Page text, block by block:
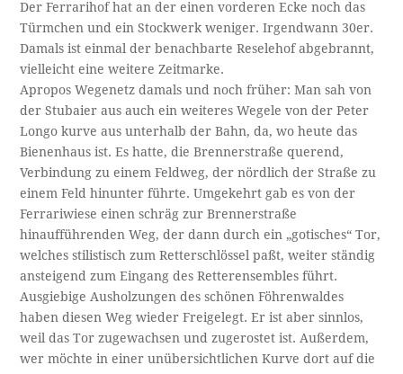
Der Ferrarihof hat an der einen vorderen Ecke noch das
Türmchen und ein Stockwerk weniger. Irgendwann 30er.
Damals ist einmal der benachbarte Reselehof abgebrannt,
vielleicht eine weitere Zeitmarke.
Apropos Wegenetz damals und noch früher: Man sah von
der Stubaier aus auch ein weiteres Wegele von der Peter
Longo kurve aus unterhalb der Bahn, da, wo heute das
Bienenhaus ist. Es hatte, die Brennerstraße querend,
Verbindung zu einem Feldweg, der nördlich der Straße zu
einem Feld hinunter führte. Umgekehrt gab es von der
Ferrariwiese einen schräg zur Brennerstraße
hinaufführenden Weg, der dann durch ein „gotisches“ Tor,
welches stilistisch zum Retterschlössel paßt, weiter ständig
ansteigend zum Eingang des Retterensembles führt.
Ausgiebige Ausholzungen des schönen Föhrenwaldes
haben diesen Weg wieder Freigelegt. Er ist aber sinnlos,
weil das Tor zugewachsen und zugerostet ist. Außerdem,
wer möchte in einer unübersichtlichen Kurve dort auf die